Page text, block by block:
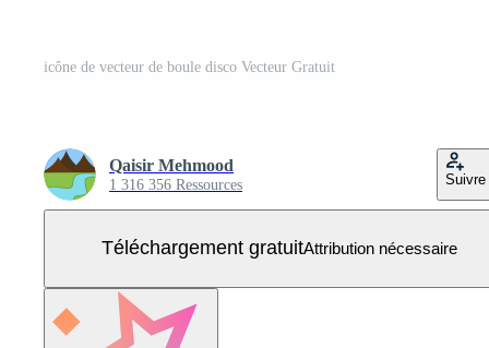
icône de vecteur de boule disco Vecteur Gratuit
Qaisir Mehmood
1 316 356 Ressources Suivre
Téléchargement gratuitAttribution nécessaire